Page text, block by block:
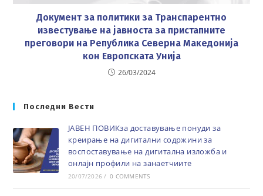
Документ за политики за Транспарентно
известување на јавноста за пристапните
преговори на Република Северна Македонија
кон Европската Унија
26/03/2024
Последни Вести
ЈАВЕН ПОВИКза доставување понуди за
креирање на дигитални содржини за
воспоставување на дигитална изложба и
онлајн профили на занаетчиите
20/07/2026 / 0 COMMENTS